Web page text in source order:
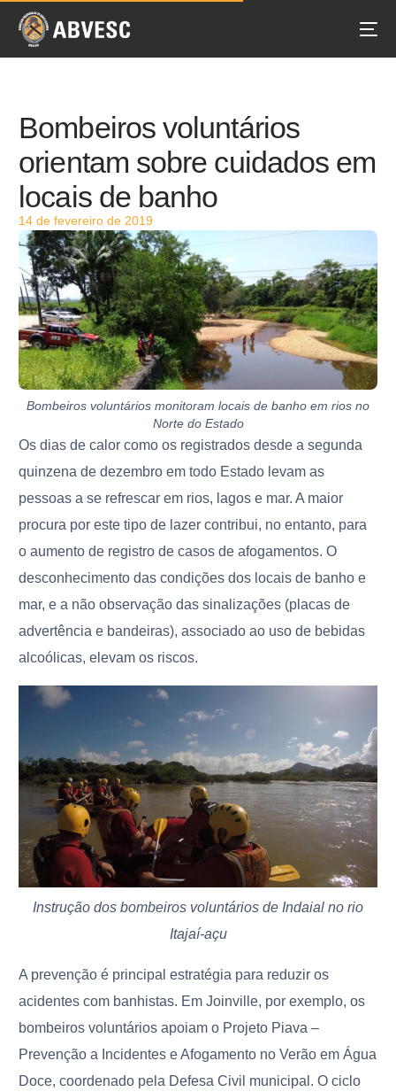
Bombeiros voluntários
orientam sobre cuidados em
locais de banho
14 de fevereiro de 2019
Bombeiros voluntários monitoram locais de banho em rios no
Norte do Estado
Os dias de calorcomo os registrados desde a segunda
quinzena de dezembro em todo Estado levam as
pessoas a se refrescar em rios, lagos e mar. A maior
procura por este tipo de lazer contribui, no entanto, para
o aumento de registro de casos de afogamentos. O
desconhecimento das condições dos locais de banho e
mar, e a não observação das sinalizações (placas de
advertência e bandeiras), associado ao uso de bebidas
alcoólicas, elevam os riscos.
Instrução dos bombeiros voluntários de Indaial no rio
Itajaí-açu
A prevenção é principal estratégia para reduzir os
acidentes com banhistas. Em Joinville, por exemplo, os
bombeiros voluntários apoiam o Projeto Piava –
Prevenção a Incidentes e Afogamento no Verão em Água
Doce, coordenado pela Defesa Civil municipal. O ciclo